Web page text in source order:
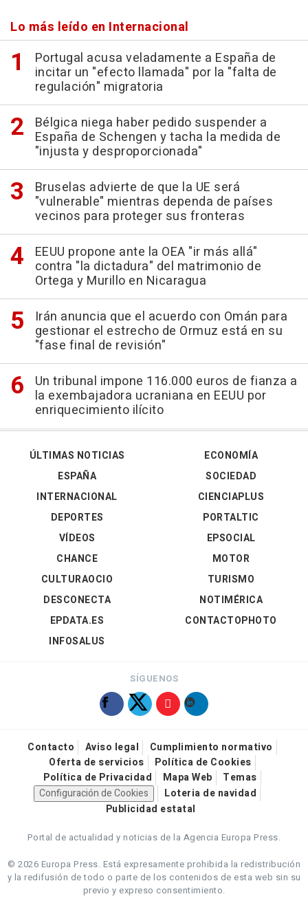
Lo más leído en Internacional
Portugal acusa veladamente a España de
incitar un "efecto llamada" por la "falta de
regulación" migratoria
Bélgica niega haber pedido suspender a
España de Schengen y tacha la medida de
"injusta y desproporcionada"
Bruselas advierte de que la UE será
"vulnerable" mientras dependa de países
vecinos para proteger sus fronteras
EEUU propone ante la OEA "ir más allá"
contra "la dictadura" del matrimonio de
Ortega y Murillo en Nicaragua
Irán anuncia que el acuerdo con Omán para
gestionar el estrecho de Ormuz está en su
"fase final de revisión"
Un tribunal impone 116.000 euros de fianza a
la exembajadora ucraniana en EEUU por
enriquecimiento ilícito
ÚLTIMAS NOTICIAS
ESPAÑA
INTERNACIONAL
DEPORTES
VÍDEOS
ECONOMÍA
SOCIEDAD
CIENCIAPLUS
PORTALTIC
EPSOCIAL
CHANCE
CULTURAOCIO
DESCONECTA
EPDATA.ES
INFOSALUS
MOTOR
TURISMO
NOTIMÉRICA
CONTACTOPHOTO
SÍGUENOS
Contacto Aviso legal
Cumplimiento normativo
Oferta de servicios
Política de Cookies
Política de Privacidad
Mapa Web
Temas
Configuración de Cookies
Loteria de navidad
Publicidad estatal
Portal de actualidad y noticias de la Agencia Europa Press.
© 2026 Europa Press. Está expresamente prohibida la redistribución
y la redifusión de todo o parte de los contenidos de esta web sin su
previo y expreso consentimiento.